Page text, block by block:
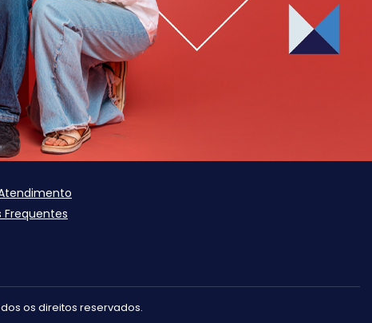
Frequentes
os direitos reservados.